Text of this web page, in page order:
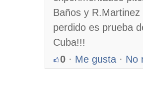
Baños y
perdido es prueba
Cuba!!!
0 · Me gusta · No